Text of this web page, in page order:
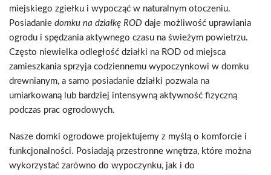
miejskiego zgiełku i wypocząć w naturalnym otoczeniu.
Posiadanie domku na działkę ROD daje możliwość uprawiania
ogrodu i spędzania aktywnego czasu na świeżym powietrzu.
Często niewielka odległość działki na ROD od miejsca
zamieszkania sprzyja codziennemu wypoczynkowi w domku
drewnianym, a samo posiadanie działki pozwala na
umiarkowaną lub bardziej intensywną aktywność fizyczną
podczas prac ogrodowych.
Nasze domki ogrodowe projektujemy z myślą o komforcie i
funkcjonalności. Posiadają przestronne wnętrza, które można
wykorzystać zarówno do wypoczynku, jak i do